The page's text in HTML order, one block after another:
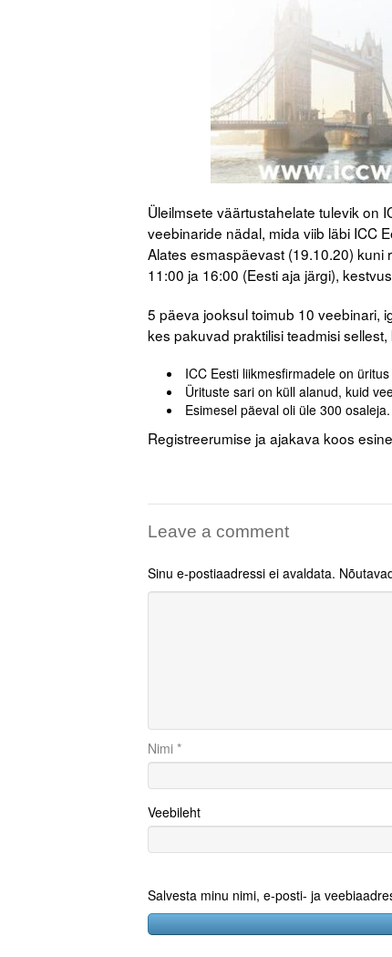
Üleilmsete väärtustahelate tulevik on
veebinaride nädal, mida viib läbi ICC
Alates esmaspäevast (19.10.20)
11:00 ja 16:00 (Eesti aja järgi),
5 päeva jooksul toimub 10 veebinari,
kes pakuvad praktilisi teadmisi
ICC Eesti liikmesfirmadele on
Ürituste sari on küll alanud, kuid
Esimesel päeval oli üle 300 osaleja.
Registreerumise ja ajakava koos
Leave a comment
Sinu e-postiaadressi ei avaldata.
Nimi *
Veebileht
Salvesta minu nimi, e-posti- ja